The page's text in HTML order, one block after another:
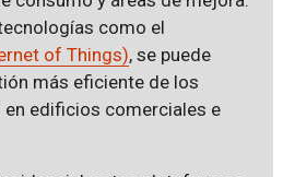
como el
of Things), se puede
más eficiente de los
edificios comerciales e